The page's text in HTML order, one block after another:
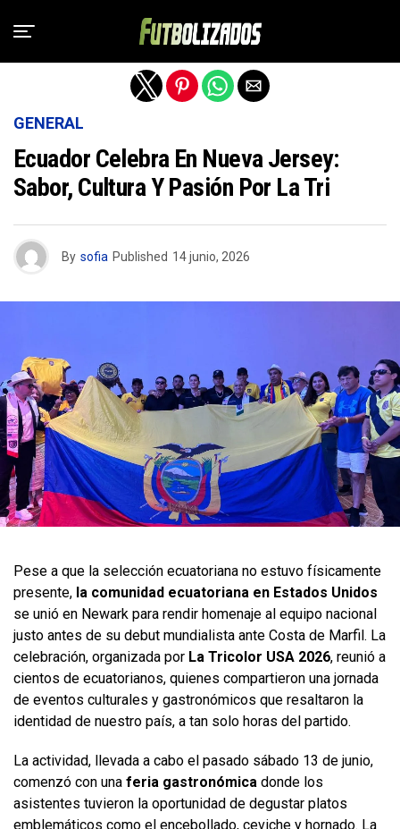
GENERAL
Ecuador Celebra En Nueva Jersey:
Sabor, Cultura Y Pasión Por La Tri
By sofia Published 14 junio, 2026
Pese a que la selección ecuatoriana no estuvo físicamente
presente, la comunidad ecuatoriana en Estados Unidos
se unió en Newark para rendir homenaje al equipo nacional
justo antes de su debut mundialista ante Costa de Marfil. La
celebración, organizada por La Tricolor USA 2026, reunió a
cientos de ecuatorianos, quienes compartieron una jornada
de eventos culturales y gastronómicos que resaltaron la
identidad de nuestro país, a tan solo horas del partido.
La actividad, llevada a cabo el pasado sábado 13 de junio,
comenzó con una feria gastronómica donde los
asistentes tuvieron la oportunidad de degustar platos
emblemáticos como el encebollado, ceviche y hornado. La
Salir de la versión móvil